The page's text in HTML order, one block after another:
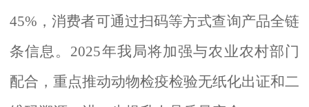
45%，消费者可通过扫码等方式查询产品全链
条信息。2025年我局将加强与农业农村部门
配合，重点推动动物检疫检验无纸化出证和二